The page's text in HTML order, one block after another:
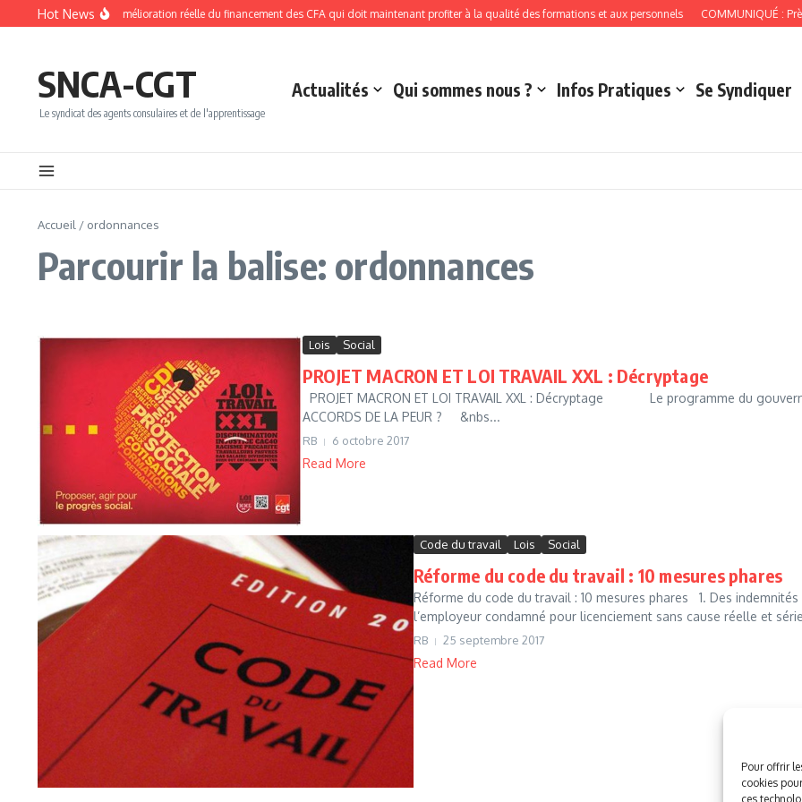
Pour offrir
cookies
ces
Aller au contenu
Hot News
NPEC 2026 : une amélioration réelle du financement des CFA qui doit maintenant profiter à la qualité des formations et aux personnels COMMUNIQUÉ :
SNCA-CGT
Le syndicat des agents consulaires et de l'apprentissage
Actualités Qui sommes nous ? Infos Pratiques Se Syndiquer
Accueil / ordonnances
Parcourir la balise: ordonnances
Lois Social
PROJET MACRON ET LOI TRAVAIL XXL : Décryptage
PROJET MACRON ET LOI TRAVAIL XXL : Décryptage Le programme du
ACCORDS DE LA PEUR ? &nbs...
RB 6 octobre 2017
Read More
Code du travail Lois Social
Réforme du code du travail : 10 mesures phares
Réforme du code du travail : 10 mesures phares 1. Des
l’employeur condamné pour licenciement sans cause réelle et
RB 25 septembre 2017
Read More